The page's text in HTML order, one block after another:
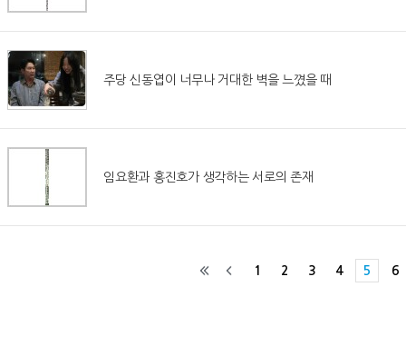
주당 신동엽이 너무나 거대한 벽을 느꼈을 때
임요환과 홍진호가 생각하는 서로의 존재
1 2 3 4 5 6